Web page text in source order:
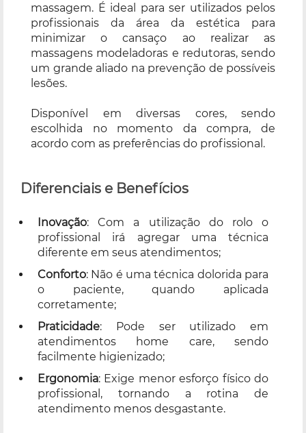
massagem. É ideal para ser utilizados pelos
profissionais da área da estética para
minimizar o cansaço ao realizar as
massagens modeladoras e redutoras, sendo
um grande aliado na prevenção de possíveis
lesões.
Disponível em diversas cores, sendo
escolhida no momento da compra, de
acordo com as preferências do profissional.
Diferenciais e Benefícios
Inovação: Com a utilização do rolo o
profissional irá agregar uma técnica
diferente em seus atendimentos;
Conforto: Não é uma técnica dolorida para
o paciente, quando aplicada
corretamente;
Praticidade: Pode ser utilizado em
atendimentos home care, sendo
facilmente higienizado;
Ergonomia: Exige menor esforço físico do
profissional, tornando a rotina de
atendimento menos desgastante.